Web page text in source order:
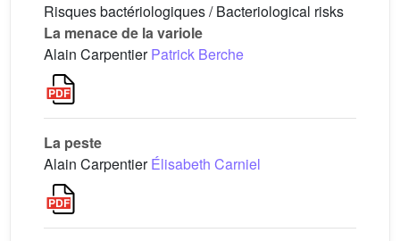
Risques bactériologiques / Bacteriological risks
La menace de la variole
Alain CarpentierPatrick Berche
La peste
Alain CarpentierÉlisabeth Carniel